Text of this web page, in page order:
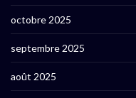
octobre 2025
septembre 2025
août 2025